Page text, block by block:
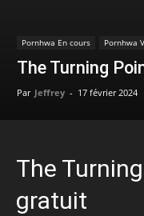
Pornhwa En cours Pornhwa
The Turning
Par Jeffrey - 17 février 2024
The
gratuit